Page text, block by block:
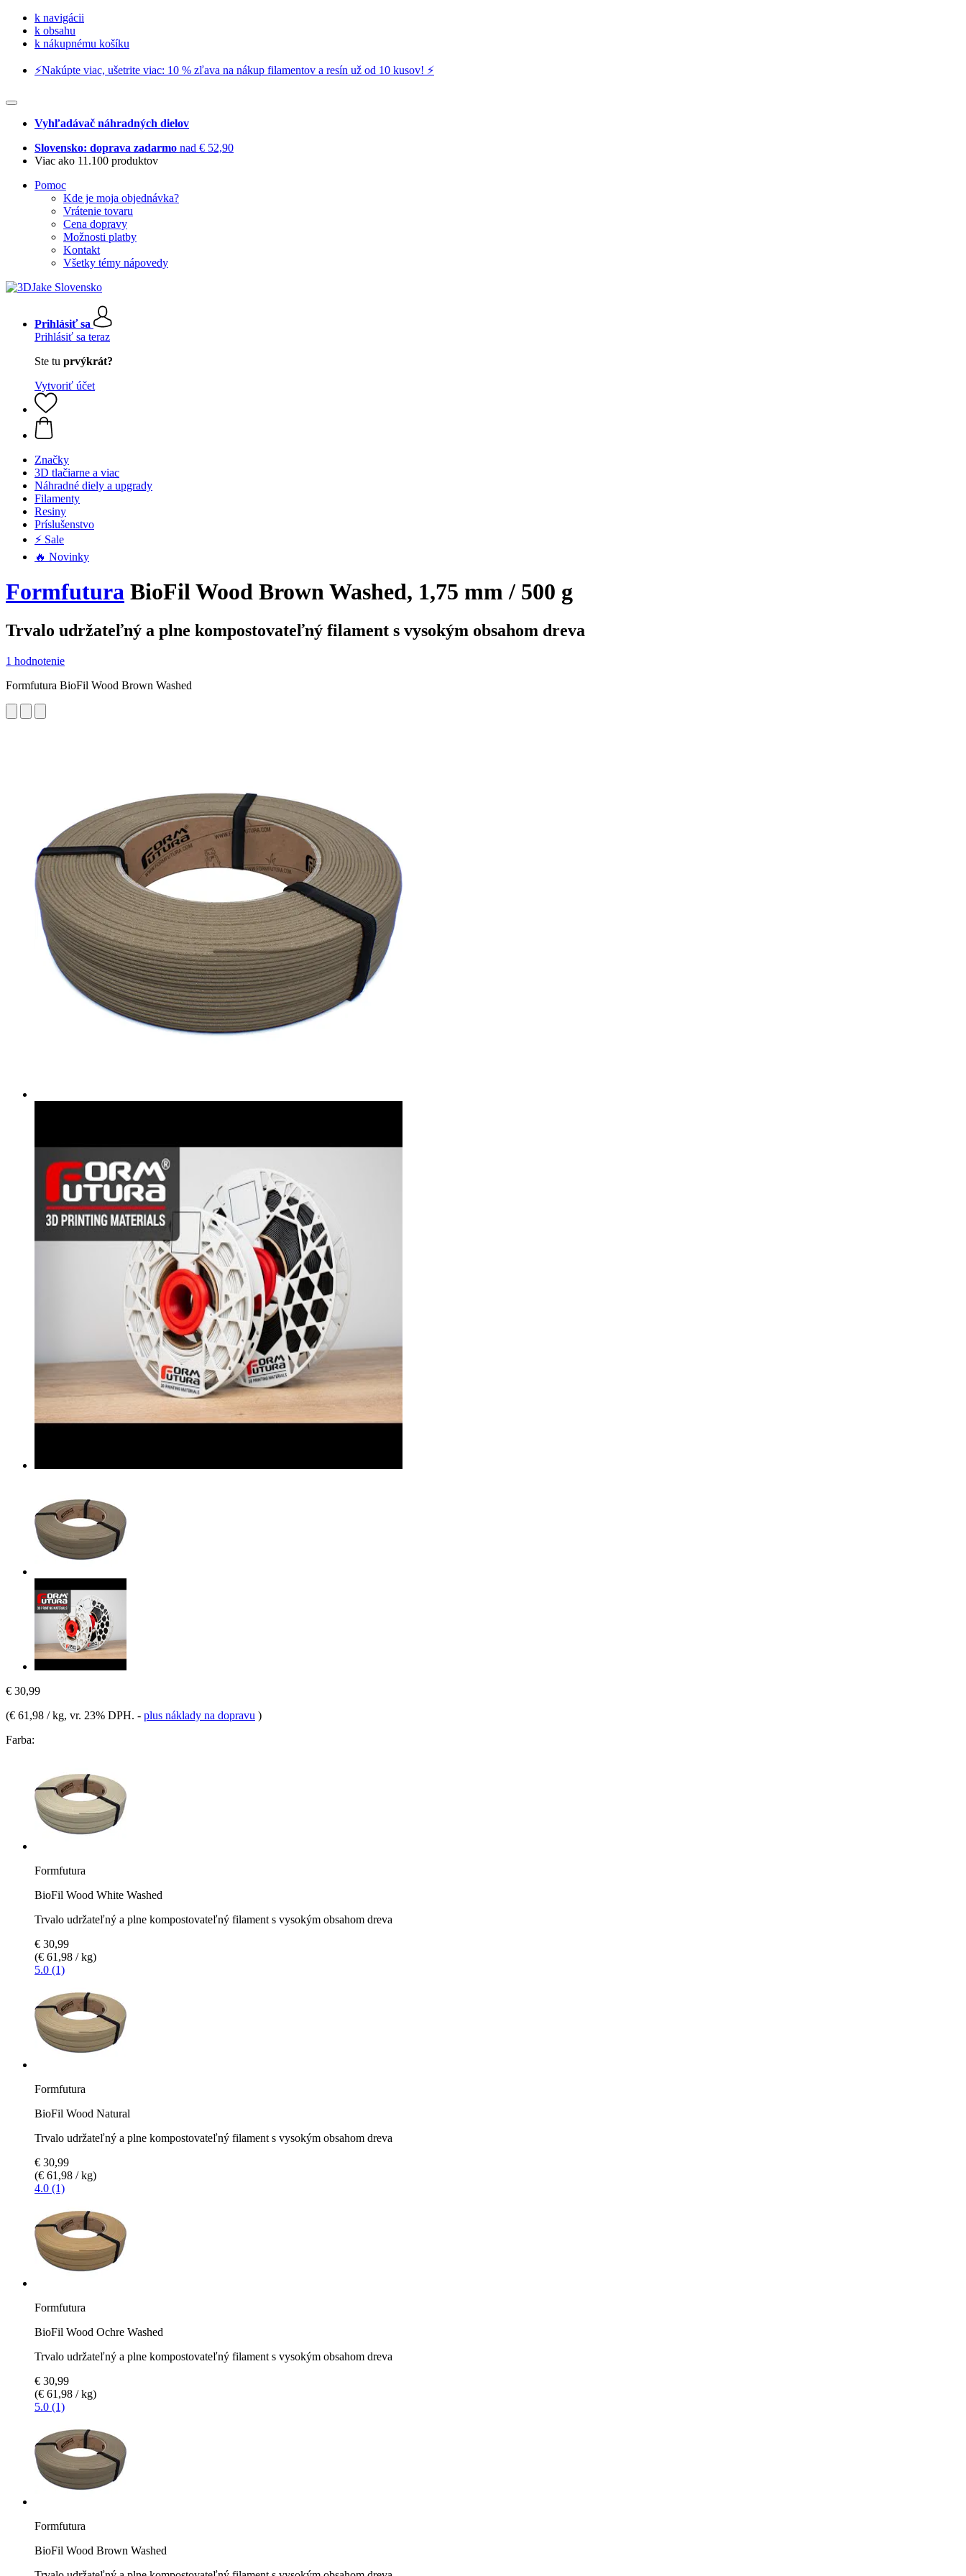
k navigácii
k obsahu
k nákupnému košíku
⚡️Nakúpte viac, ušetrite viac: 10 % zľava na nákup filamentov a resín už od 10 kusov! ⚡️
Vyhľadávač náhradných dielov
Slovensko: doprava zadarmo nad € 52,90
Viac ako 11.100 produktov
Pomoc
Kde je moja objednávka?
Vrátenie tovaru
Cena dopravy
Možnosti platby
Kontakt
Všetky témy nápovedy
Prihlásiť sa
Prihlásiť sa teraz
Ste tu prvýkrát?
Vytvoriť účet
Značky
3D tlačiarne a viac
Náhradné diely a upgrady
Filamenty
Resiny
Príslušenstvo
⚡ Sale
🔥 Novinky
Formfutura BioFil Wood Brown Washed, 1,75 mm / 500 g
Trvalo udržateľný a plne kompostovateľný filament s vysokým obsahom dreva
1 hodnotenie
Formfutura BioFil Wood Brown Washed
€ 30,99
(€ 61,98 / kg, vr. 23% DPH. - plus náklady na dopravu )
Farba:
Formfutura
BioFil Wood White Washed
Trvalo udržateľný a plne kompostovateľný filament s vysokým obsahom dreva
€ 30,99
(€ 61,98 / kg)
5.0 (1)
Formfutura
BioFil Wood Natural
Trvalo udržateľný a plne kompostovateľný filament s vysokým obsahom dreva
€ 30,99
(€ 61,98 / kg)
4.0 (1)
Formfutura
BioFil Wood Ochre Washed
Trvalo udržateľný a plne kompostovateľný filament s vysokým obsahom dreva
€ 30,99
(€ 61,98 / kg)
5.0 (1)
Formfutura
BioFil Wood Brown Washed